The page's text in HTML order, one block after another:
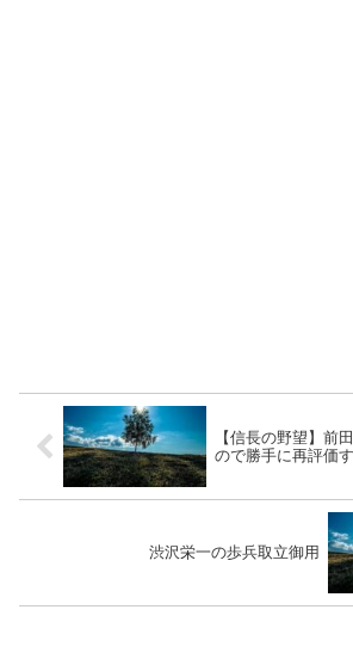
【信長の野望】前
ので勝手に再評価
渋沢栄一の歩兵取立御用